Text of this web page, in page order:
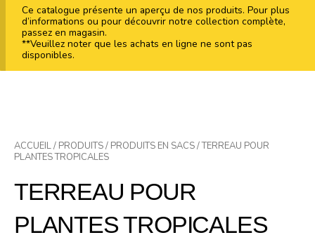
Ce catalogue présente un aperçu de nos produits. Pour plus
d’informations ou pour découvrir notre collection complète,
passez en magasin.
**Veuillez noter que les achats en ligne ne sont pas
disponibles.
ACCUEIL/ PRODUITS/ PRODUITS EN SACS/ TERREAU POUR
PLANTES TROPICALES
TERREAU POUR
PLANTES TROPICALES